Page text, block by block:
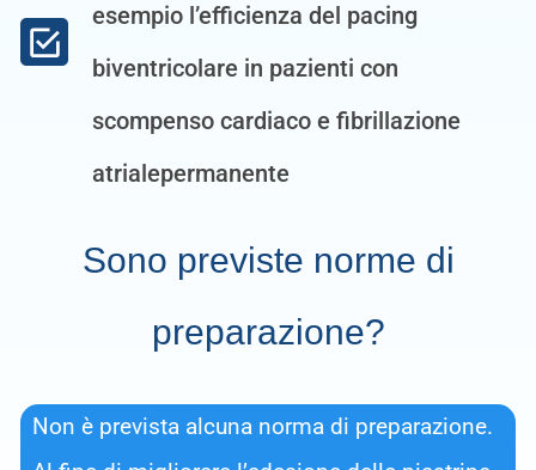
esempio l’efficienza del pacing
biventricolare in pazienti con
scompenso cardiaco e fibrillazione
atrialepermanente
Sono previste norme di
preparazione?
Non è prevista alcuna norma di preparazione.